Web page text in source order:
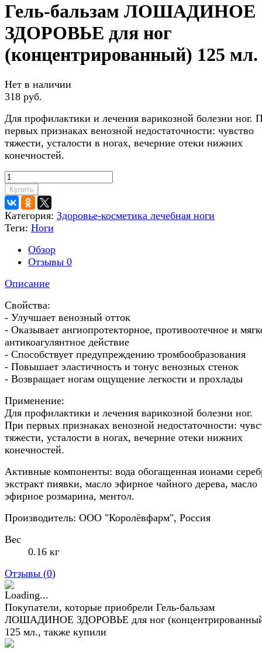
Гель-бальзам ЛОШАДИНОЕ
ЗДОРОВЬЕ для ног
(концентрированный) 125 мл.
Нет в наличии
318 руб.
Для профилактики и лече­ния варикозной болезни ног.
первых признаках венозной недостаточности: чувство
тяжести, усталости в ногах, вечерние отеки нижних
конечностей.
Купить
Категория: Здоровье-косметика лечебная ноги
Теги: Ноги
Обзор
Отзывы 0
Описание
Свойства:
- Улучшает венозный отток
- Оказывает ангиопротекторное, противоотечное и
антикоагулянтное действие
- Способствует предупреждению тромбообразования
- Повышает эластичность и тонус венозных стенок
- Возвращает ногам ощущение легкости и прохлады
Применение:
Для профилактики и лече­ния варикозной болезни ног.
При первых признаках венозной недостаточности:
тяжести, усталости в ногах, вечерние отеки нижних
конечностей.
Активные компоненты: вода обогащенная ионами
экстракт пиявки, масло эфирное чайного дерева, масло
эфирное розмарина, ментол.
Производитель: ООО "Королёвфарм", Россия
Вес
0.16 кг
Отзывы (0)
Покупатели, которые приобрели Гель-бальзам
ЛОШАДИНОЕ ЗДОРОВЬЕ для ног
125 мл., также купили